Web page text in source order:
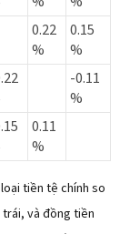
0.22
%
0.15
%
-0.11
%
0.11
%
tiền tệ chính so
và đồng tiền